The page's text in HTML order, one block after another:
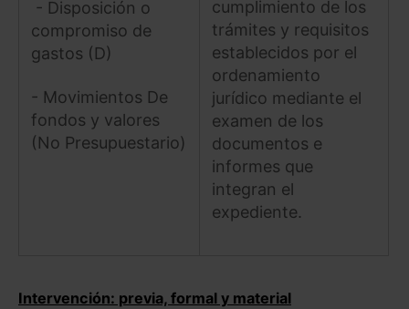
- Disposición o
compromiso de
gastos (D)
- Movimientos De
fondos y valores
(No Presupuestario)
cumplimiento de los
trámites y requisitos
establecidos por el
ordenamiento
jurídico mediante el
examen de los
documentos e
informes que
integran el
expediente.
Intervención: previa, formal y material